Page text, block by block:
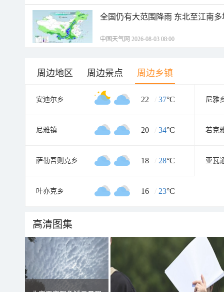
全国仍有大范围降雨 东北至江南
中国天气网 2026-08-03 08:00
周边地区 周边景点 周边乡镇
安迪尔乡 22 / 37°C 尼雅
尼雅镇 20 / 34°C 若克
萨勒吾则克乡 18 / 28°C 亚瓦
叶亦克乡 16 / 23°C
高清图集